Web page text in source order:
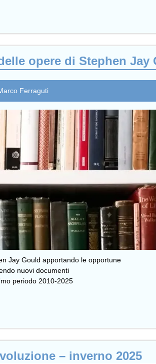
opere di Stephen
Ferraguti
Jay Gould apportando le opportune
nuovi documenti
periodo 2010-2025
– inverno 2025